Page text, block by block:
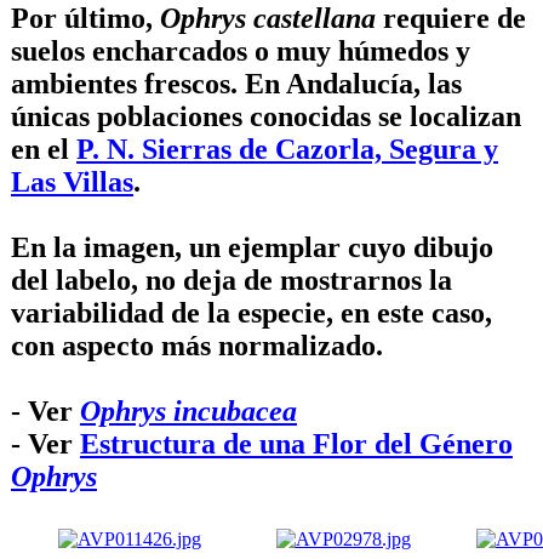
Por último, Ophrys castellana requiere de
suelos encharcados o muy húmedos y
ambientes frescos. En Andalucía, las
únicas poblaciones conocidas se localizan
en el P. N. Sierras de Cazorla, Segura y
Las Villas.
En la imagen, un ejemplar cuyo dibujo
del labelo, no deja de mostrarnos la
variabilidad de la especie, en este caso,
con aspecto más normalizado.
- Ver Ophrys incubacea
- Ver Estructura de una Flor del Género
Ophrys